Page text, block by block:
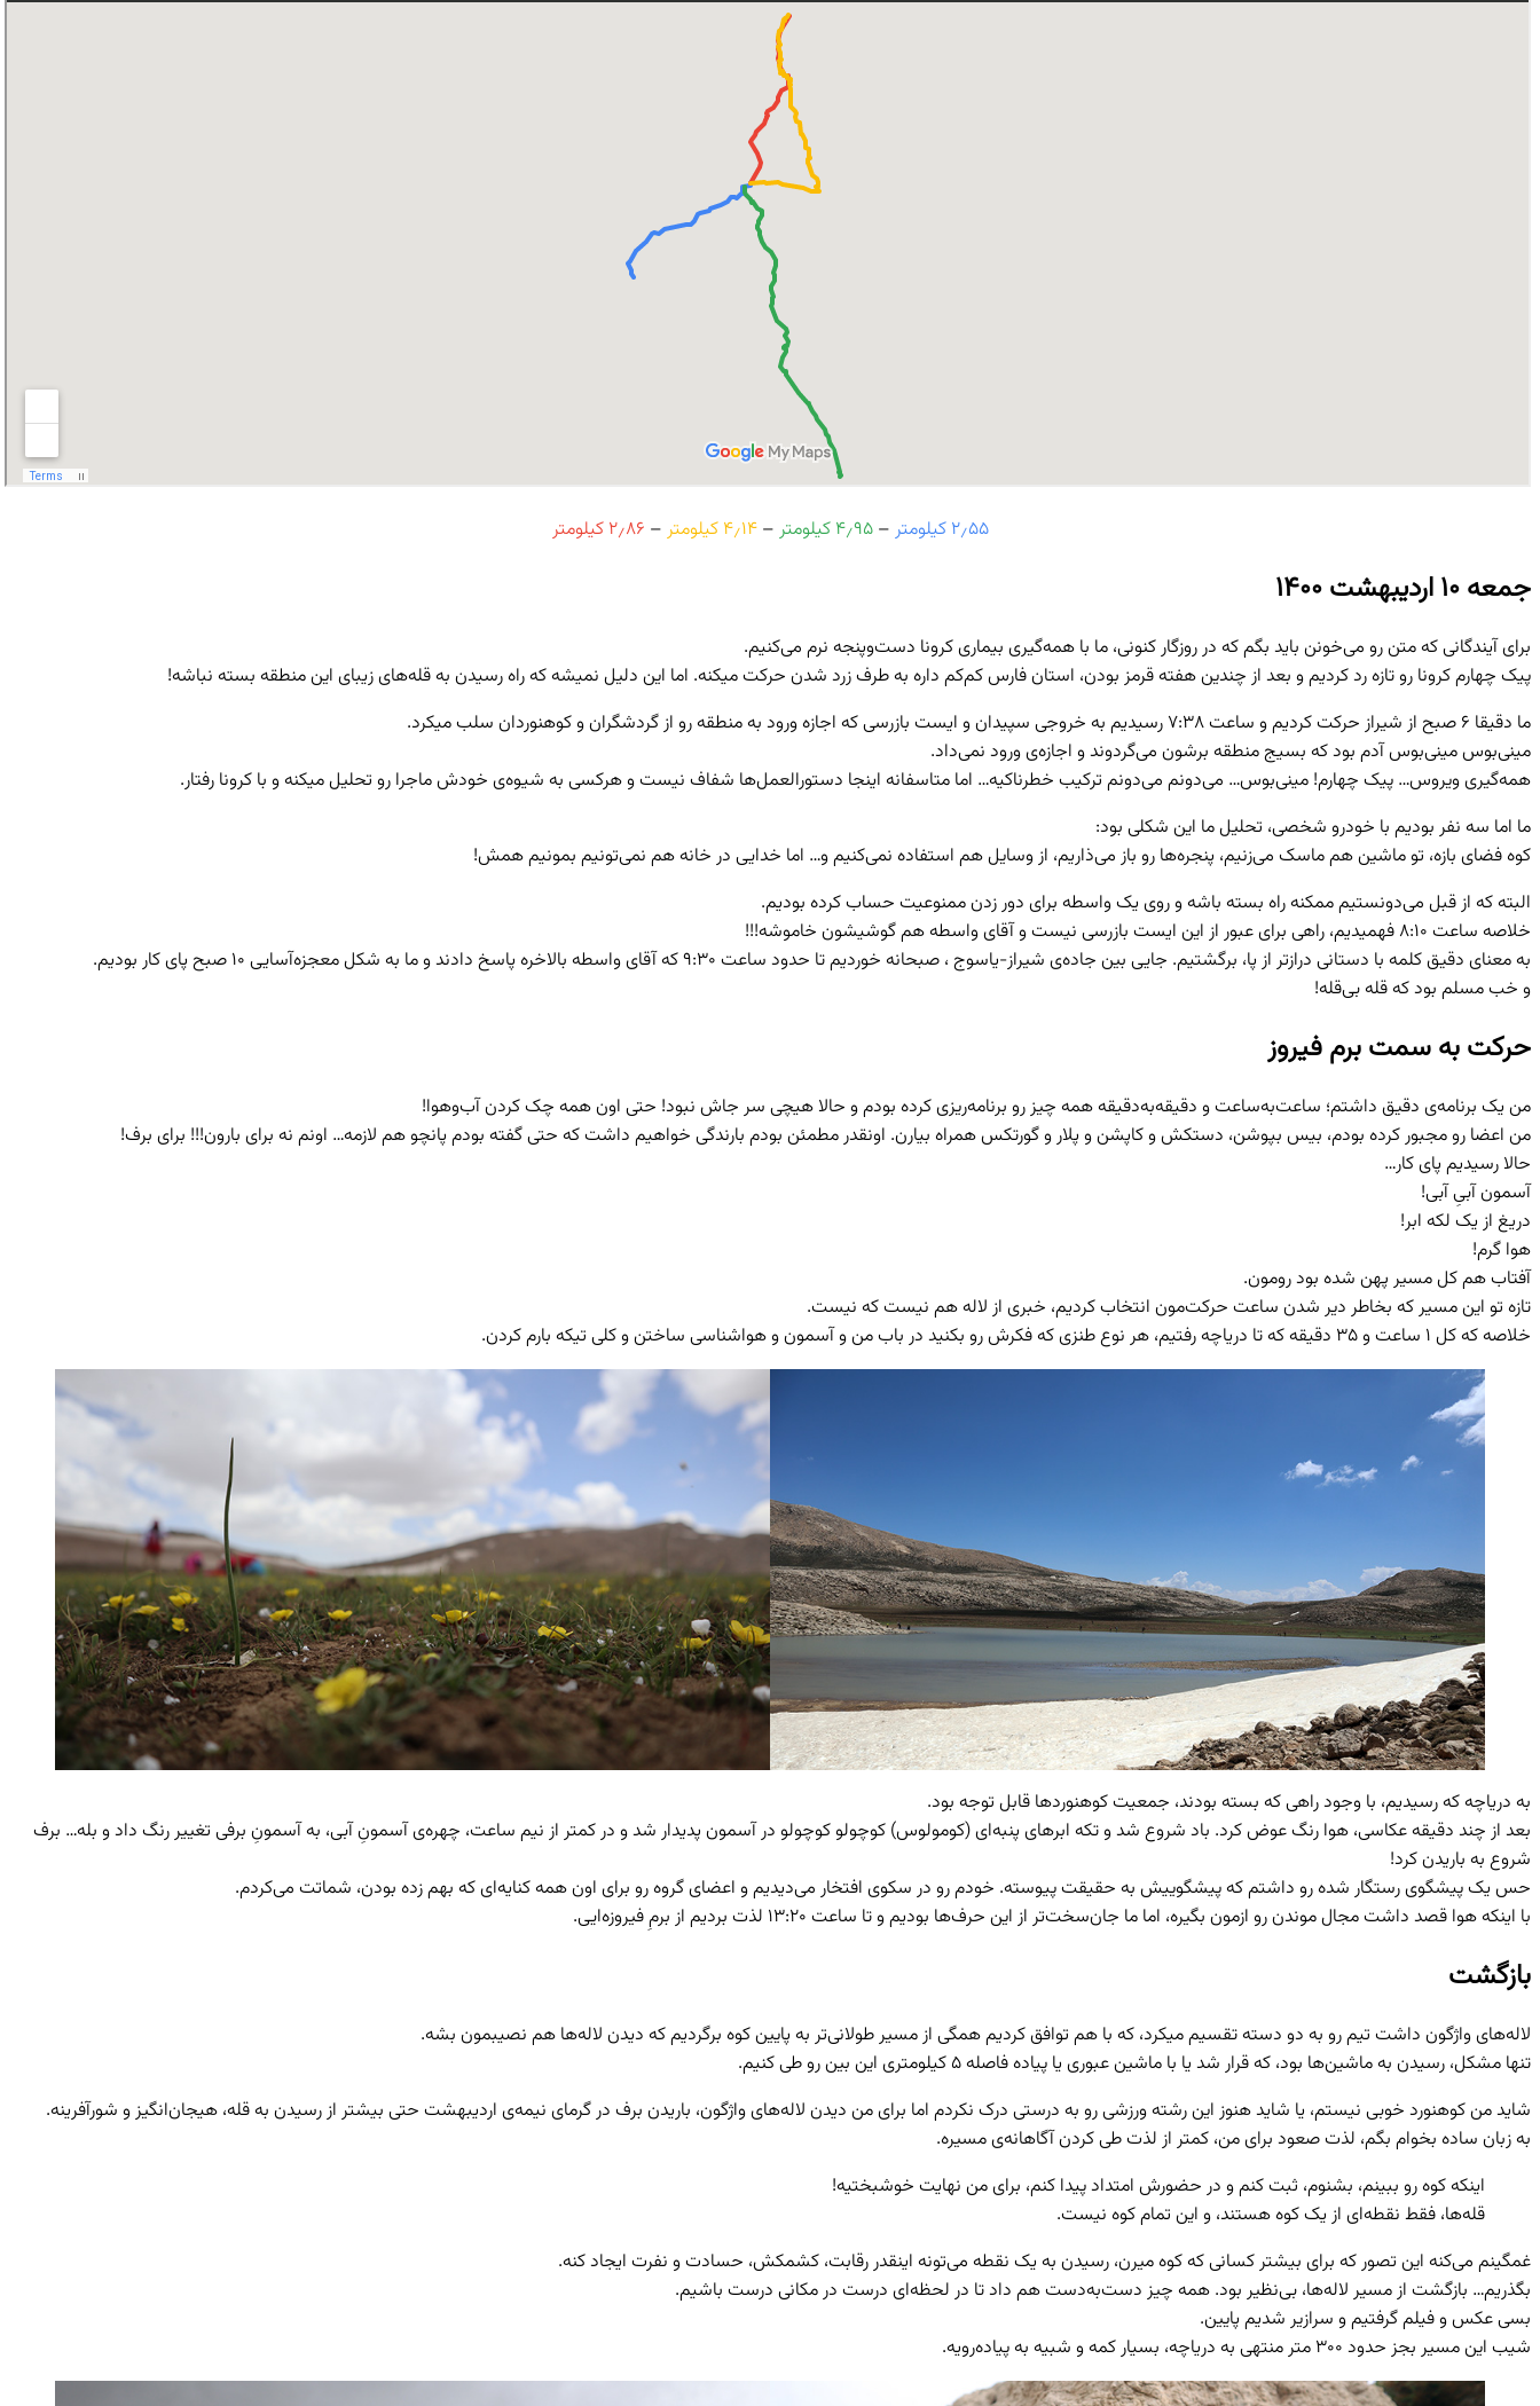
۲٫۵۵ کیلومتر –۴٫۹۵ کیلومتر –۴٫۱۴ کیلومتر – ۲٫۸۶ کیلومتر
جمعه ۱۰ اردیبهشت ۱۴۰۰
برای آیندگانی که متن رو می‌خونن باید بگم که در روزگار کنونی، ما با همه‌گیری بیماری کرونا دست‌وپنجه نرم می‌کنیم.
پیک چهارم کرونا رو تازه رد کردیم و بعد از چندین هفته قرمز بودن، استان فارس کم‌کم داره به طرف زرد شدن حرکت میکنه. اما این دلیل نمیشه که راه رسیدن به قله‌های زیبای این منطقه بسته نباشه!
ما دقیقا ۶ صبح از شیراز حرکت کردیم و ساعت ۷:۳۸ رسیدیم به خروجی سپیدان و ایست بازرسی که اجازه ورود به منطقه رو از گردشگران و کوهنوردان سلب میکرد.
مینی‌بوس مینی‌بوس آدم بود که بسیج منطقه برشون می‌گردوند و اجازه‌ی ورود نمی‌داد.
همه‌گیری ویروس… پیک چهارم! مینی‌بوس… می‌دونم می‌دونم ترکیب خطرناکیه… اما متاسفانه اینجا دستورالعمل‌ها شفاف نیست و هرکسی به شیوه‌ی خودش ماجرا رو تحلیل میکنه و با کرونا رفتار.
ما اما سه نفر بودیم با خودرو شخصی، تحلیل ما این شکلی بود:
کوه فضای بازه، تو ماشین هم ماسک می‌زنیم، پنجره‌ها رو باز می‌ذاریم، از وسایل هم استفاده نمی‌کنیم و… اما خدایی در خانه هم نمی‌تونیم بمونیم همش!
البته که از قبل می‌دونستیم ممکنه راه بسته باشه و روی یک واسطه برای دور زدن ممنوعیت حساب کرده بودیم.
خلاصه ساعت ۸:۱۰ فهمیدیم، راهی برای عبور از این ایست بازرسی نیست و آقای واسطه هم گوشیشون خاموشه!!!
به معنای دقیق کلمه با دستانی درازتر از پا، برگشتیم. جایی بین جاده‌ی شیراز-یاسوج ، صبحانه خوردیم تا حدود ساعت ۹:۳۰ که آقای واسطه بالاخره پاسخ دادند و ما به شکل معجزه‌آسایی ۱۰ صبح پای کار بودیم.
و خب مسلم بود که قله بی‌قله!
حرکت به سمت برم فیروز
من یک برنامه‌ی دقیق داشتم؛ ساعت‌به‌ساعت و دقیقه‌به‌دقیقه همه چیز رو برنامه‌ریزی کرده بودم و حالا هیچی سر جاش نبود! حتی اون همه چک کردن آب‌وهوا!
من اعضا رو مجبور کرده بودم، بیس بپوشن، دستکش و کاپشن و پلار و گورتکس همراه بیارن. اونقدر مطمئن بودم بارندگی خواهیم داشت که حتی گفته بودم پانچو هم لازمه… اونم نه برای بارون!!! برای برف!
حالا رسیدیم پای کار…
آسمون آبیِ آبی!
دریغ از یک لکه ابر!
هوا گرم!
آفتاب هم کل مسیر پهن شده بود رومون.
تازه تو این مسیر که بخاطر دیر شدن ساعت حرکت‌مون انتخاب کردیم، خبری از لاله هم نیست که نیست.
خلاصه که کل ۱ ساعت و ۳۵ دقیقه که تا دریاچه رفتیم، هر نوع طنزی که فکرش رو بکنید در باب من و آسمون و هواشناسی ساختن و کلی تیکه بارم کردن.
به دریاچه که رسیدیم، با وجود راهی که بسته بودند، جمعیت کوهنوردها قابل توجه بود.
بعد از چند دقیقه عکاسی، هوا رنگ عوض کرد. باد شروع شد و تکه ابرهای پنبه‌ای (کومولوس) کوچولو کوچولو در آسمون پدیدار شد و در کمتر از نیم ساعت، چهره‌ی آسمونِ آبی، به آسمونِ برفی تغییر رنگ داد و بله… برف
شروع به باریدن کرد!
حس یک پیشگوی رستگار شده رو داشتم که پیشگوییش به حقیقت پیوسته. خودم رو در سکوی افتخار می‌دیدیم و اعضای گروه رو برای اون همه کنایه‌ای که بهم زده بودن، شماتت می‌کردم.
با اینکه هوا قصد داشت مجال موندن رو ازمون بگیره، اما ما جان‌سخت‌تر از این حرف‌ها بودیم و تا ساعت ۱۳:۲۰ لذت بردیم از برمِ فیروزه‌ایی.
بازگشت
لاله‌های واژگون داشت تیم رو به دو دسته تقسیم میکرد، که با هم توافق کردیم همگی از مسیر طولانی‌تر به پایین کوه برگردیم که دیدن لاله‌ها هم نصیبمون بشه.
تنها مشکل، رسیدن به ماشین‌ها بود، که قرار شد یا با ماشین عبوری یا پیاده فاصله ۵ کیلومتری این بین رو طی کنیم.
شاید من کوهنورد خوبی نیستم، یا شاید هنوز این رشته ورزشی رو به درستی درک نکردم اما برای من دیدن لاله‌های واژگون، باریدن برف در گرمای نیمه‌ی اردیبهشت حتی بیشتر از رسیدن به قله، هیجان‌انگیز و شورآفرینه.
به زبان ساده بخوام بگم، لذت صعود برای من، کمتر از لذت طی کردن آگاهانه‌ی مسیره.
اینکه کوه رو ببینم، بشنوم، ثبت کنم و در حضورش امتداد پیدا کنم، برای من نهایت خوشبختیه!
قله‌ها، فقط نقطه‌ای از یک کوه هستند، و این تمام کوه نیست.
غمگینم می‌کنه این تصور که برای بیشتر کسانی که کوه میرن، رسیدن به یک نقطه می‌تونه اینقدر رقابت، کشمکش، حسادت و نفرت ایجاد کنه.
بگذریم… بازگشت از مسیر لاله‌ها، بی‌نظیر بود. همه چیز دست‌به‌دست هم داد تا در لحظه‌ای درست در مکانی درست باشیم.
بسی عکس و فیلم گرفتیم و سرازیر شدیم پایین.
شیب این مسیر بجز حدود ۳۰۰ متر منتهی به دریاچه، بسیار کمه و شبیه به پیاده‌رویه.